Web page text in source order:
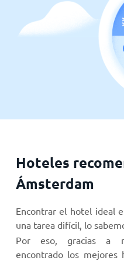
Hoteles
Ámsterdam
Encontrar el hotel ideal
una tarea difícil, lo
Por eso, gracias a
encontrado los